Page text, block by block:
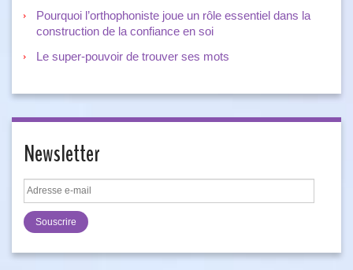
Pourquoi l’orthophoniste joue un rôle essentiel dans la
construction de la confiance en soi
Le super-pouvoir de trouver ses mots
Newsletter
Adresse
e-
mail